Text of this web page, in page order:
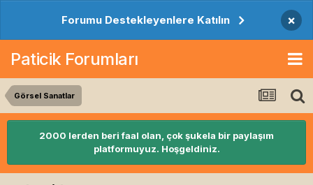
Forumu Destekleyenlere Katılın ×
Paticik Forumları
Görsel Sanatlar
2000 lerden beri faal olan, çok şukela bir paylaşım
platformuyuz. Hoşgeldiniz.